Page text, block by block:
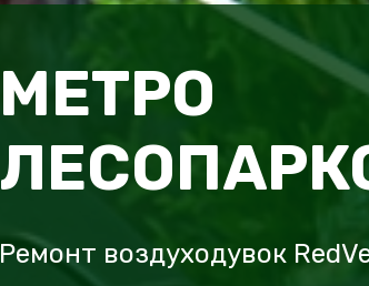
МЕТРО
Ремонт воздуходувок